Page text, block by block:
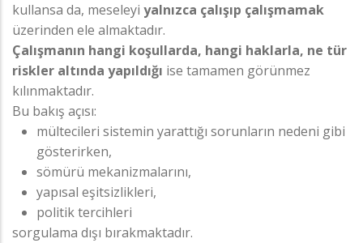
kullansa da, meseleyi yalnızca çalışıp çalışmamak
üzerinden ele almaktadır.
Çalışmanın hangi koşullarda, hangi haklarla, ne tür
riskler altında yapıldığı ise tamamen görünmez
kılınmaktadır.
Bu bakış açısı:
mültecileri sistemin yarattığı sorunların nedeni gibi
gösterirken,
sömürü mekanizmalarını,
yapısal eşitsizlikleri,
politik tercihleri
sorgulama dışı bırakmaktadır.